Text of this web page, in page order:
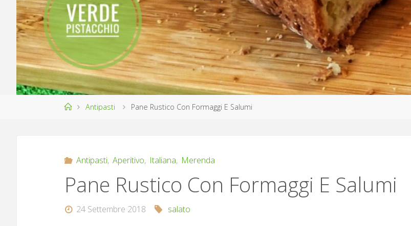
HomeAntipasti Pane Rustico Con Formaggi E Salumi
Antipasti, Aperitivo, Italiana, Merenda
Pane Rustico Con Formaggi E Salumi
24 Settembre 2018 salato